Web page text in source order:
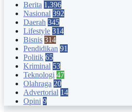
Berita 1,396
Nasional 392
Daerah 345
Lifestyle 314
Bisnis 314
Pendidikan 91
Politik 65
Kriminal 53
Teknologi 47
Olahraga 20
Advertorial 14
Opini 9